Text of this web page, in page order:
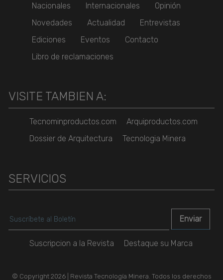
Nacionales Internacionales
Opinión
Novedades
Actualidad
Entrevistas
Ediciones
Eventos
Contacto
Libro de reclamaciones
VISITE TAMBIEN A:
Tecnominproductos.com
Arquiproductos.com
Dossier de Arquitectura
Tecnologia Minera
SERVICIOS
Suscripcion a la Revista Destaque su Marca
© Copyright 2026 | Revista Tecnología Minera. Todos los derechos